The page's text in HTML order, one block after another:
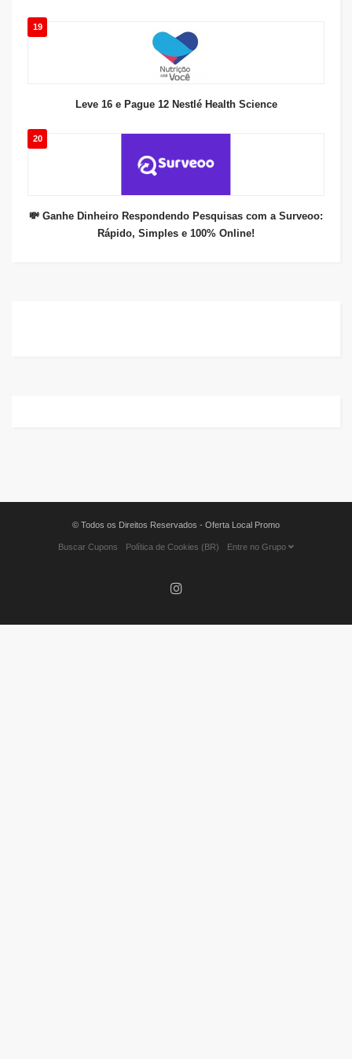
19
Leve 16 e Pague 12 Nestlé Health Science
20
💸 Ganhe Dinheiro Respondendo Pesquisas com a Surveoo:
Rápido, Simples e 100% Online!
© Todos os Direitos Reservados - Oferta Local Promo
Buscar Cupons Política de Cookies (BR) Entre no Grupo